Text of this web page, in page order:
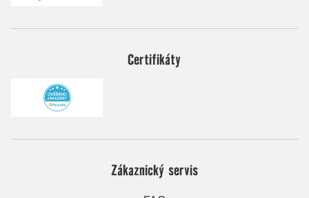
Certifikáty
Zákaznický servis